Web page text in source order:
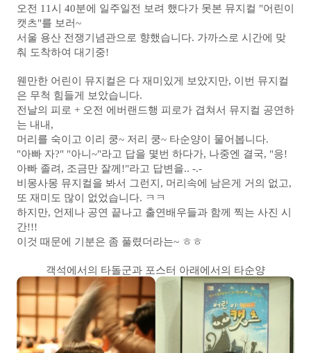
오전 11시 40분에 일주일전 보려 했다가 못본 뮤지컬 "어린이
캣츠"를 보러~
서울 용산 전쟁기념관으로 향했습니다. 가까스로 시간에 맞
춰 도착하여 대기중!
웬만한 어린이 뮤지컬은 다 재미있게 보았지만, 이번 뮤지컬
은 무척 힘들게 보았습니다.
전날의 피로 + 오전 에버랜드행 피로가 겹쳐서 뮤지컬 공연하
는 내내,
머리를 숙이고 이리 쿵~ 저리 쿵~ 타순양이 물어봅니다.
"아빠 자?" "아니~"라고 답을 몇번 하다가, 나중엔 결국, "응!
아빠 졸려, 조금만 잘께!"라고 답변을.. -.-
비몽사몽 뮤지컬을 봐서 그런지, 머리속에 남은게 거의 없고,
또 재미도 많이 없었습니다. ㅋㅋ
하지만, 언제나 공연 끝나고 출연배우들과 함께 찍는 사진 시
간!!!
이것 때문에 기분은 좀 풀렸더라는~ ㅎㅎ
객석에서의 타돌군과 포스터 아래에서의 타순양